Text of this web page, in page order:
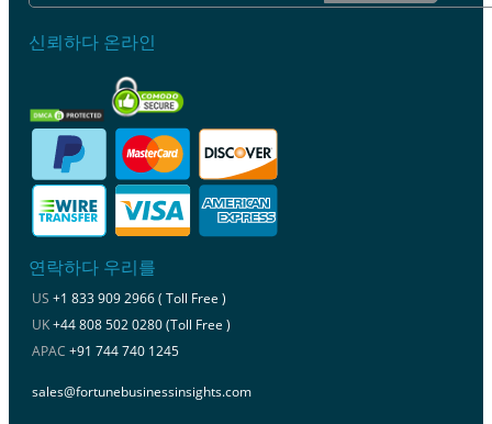
신뢰하다 온라인
연락하다 우리를
US +1 833 909 2966 ( Toll Free )
UK+44 808 502 0280 (Toll Free )
APAC +91 744 740 1245
sales@fortunebusinessinsights.com